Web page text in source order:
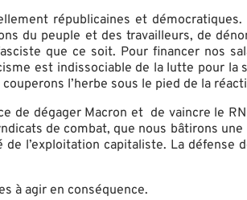
républicaines et
du peuple et des travailleurs, de
que ce soit. Pour financer nos
est indissociable de la lutte pour la
l’herbe sous le pied de la
de dégager Macron et de vaincre le
de combat, que nous bâtirons
de l’exploitation capitaliste. La
à agir en conséquence.